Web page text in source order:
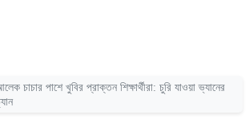
চাচার পাশে খুবির প্রাক্তন শিক্ষার্থীরা: চুরি যাওয়া ভ্যানের